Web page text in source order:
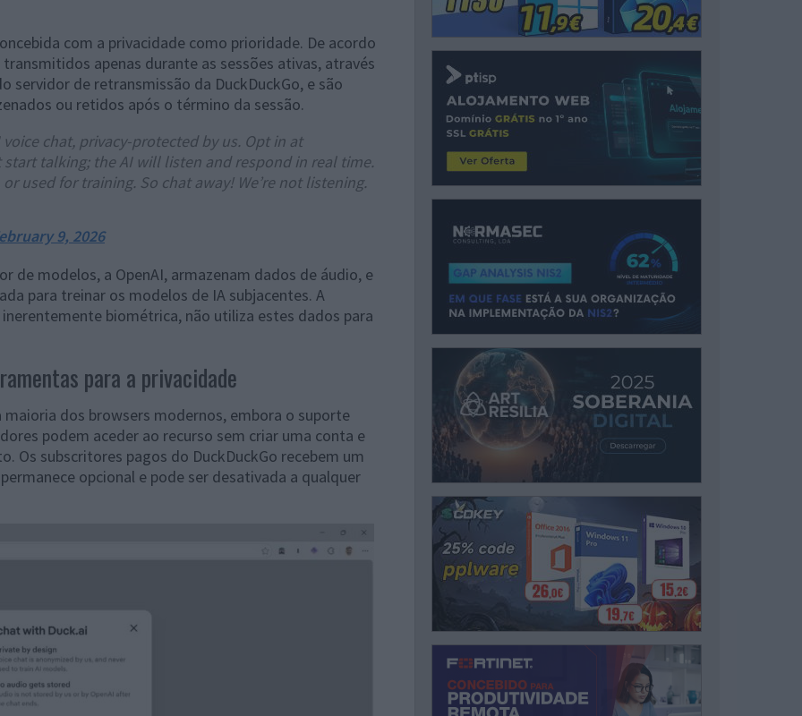
com a privacidade como prioridade. De acordo
apenas durante as sessões ativas, através
servidor de retransmissão da DuckDuckGo, e são
ou retidos após o término da sessão.
chat, privacy-protected by us. Opt in at
talking; the AI will listen and respond in real time.
used for training. So chat away! We’re not listening.
9, 2026
de modelos, a OpenAI, armazenam dados de áudio, e
para treinar os modelos de IA subjacentes. A
biométrica, não utiliza estes dados para
para a privacidade
maioria dos browsers modernos, embora o suporte
podem aceder ao recurso sem criar uma conta e
subscritores pagos do DuckDuckGo recebem um
opcional e pode ser desativada a qualquer